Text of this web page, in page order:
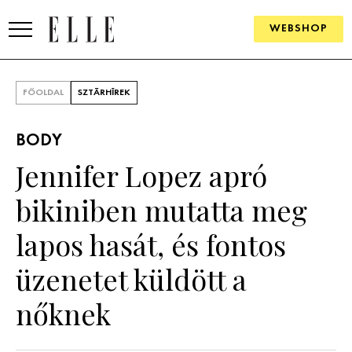
WEBSHOP
SZÉPSÉG
PSZICHÉ
ÉLETMÓD
FŐOLDAL SZTÁRHÍREK
BODY
Jennifer Lopez apró
bikiniben mutatta meg
lapos hasát, és fontos
üzenetet küldött a
nőknek